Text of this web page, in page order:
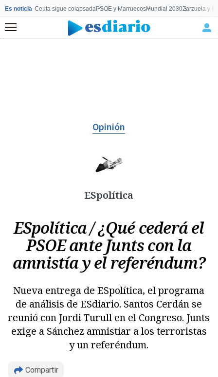
Es noticia Ceuta sigue colapsadaPSOE y MarruecosMundial 2030Zarzuela y
Menú
Opinión
ESpolítica
ESpolítica / ¿Qué cederá el
PSOE ante Junts con la
amnistía y el referéndum?
Nueva entrega de ESpolítica, el programa
de análisis de ESdiario. Santos Cerdán se
reunió con Jordi Turull en el Congreso. Junts
exige a Sánchez amnistiar a los terroristas
y un referéndum.
Compartir